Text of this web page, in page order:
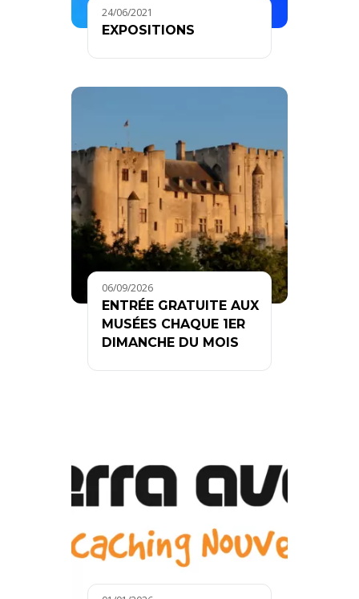
24/06/2021
EXPOSITIONS
06/09/2026
ENTRÉE GRATUITE AUX
MUSÉES CHAQUE 1ER
DIMANCHE DU MOIS